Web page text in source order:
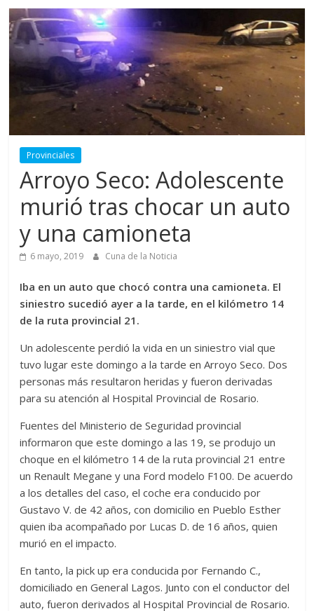
Provinciales
Arroyo Seco: Adolescente
murió tras chocar un auto
y una camioneta
6 mayo, 2019 Cuna de la Noticia
Iba en un auto que chocó contra una camioneta. El
siniestro sucedió ayer a la tarde, en el kilómetro 14
de la ruta provincial 21.
Un adolescente perdió la vida en un siniestro vial que
tuvo lugar este domingo a la tarde en Arroyo Seco. Dos
personas más resultaron heridas y fueron derivadas
para su atención al Hospital Provincial de Rosario.
Fuentes del Ministerio de Seguridad provincial
informaron que este domingo a las 19, se produjo un
choque en el kilómetro 14 de la ruta provincial 21 entre
un Renault Megane y una Ford modelo F100. De acuerdo
a los detalles del caso, el coche era conducido por
Gustavo V. de 42 años, con domicilio en Pueblo Esther
quien iba acompañado por Lucas D. de 16 años, quien
murió en el impacto.
En tanto, la pick up era conducida por Fernando C.,
domiciliado en General Lagos. Junto con el conductor del
auto, fueron derivados al Hospital Provincial de Rosario.